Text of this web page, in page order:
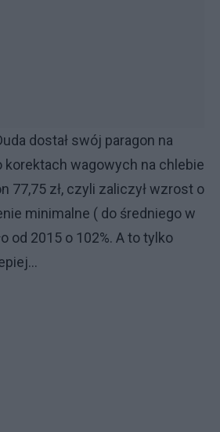
dostał swój paragon na
korektach wagowych na chlebie
77,75 zł, czyli zaliczył wzrost o
minimalne ( do średniego w
od 2015 o 102%. A to tylko